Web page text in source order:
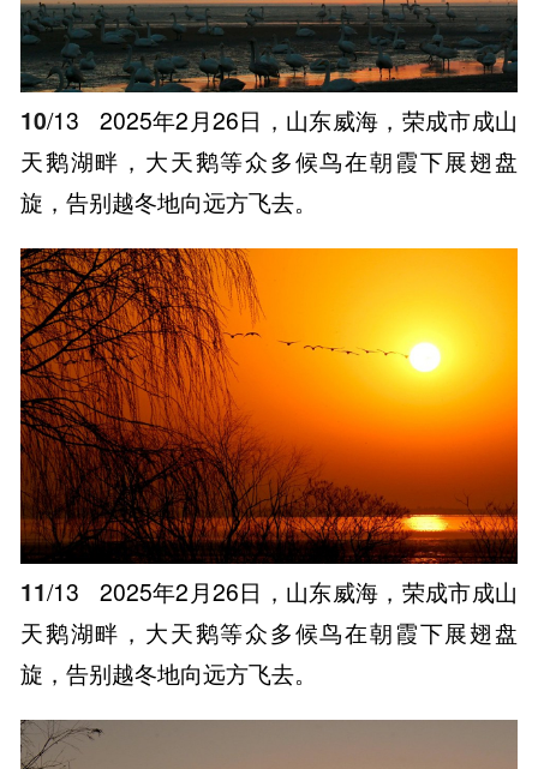
10/13
2025年2月26日，山东威海，荣成市成山
天鹅湖畔，大天鹅等众多候鸟在朝霞下展翅盘
旋，告别越冬地向远方飞去。
11/13
2025年2月26日，山东威海，荣成市成山
天鹅湖畔，大天鹅等众多候鸟在朝霞下展翅盘
旋，告别越冬地向远方飞去。